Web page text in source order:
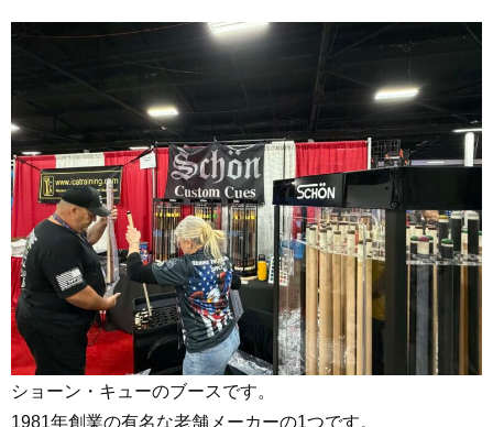
ショーン・キューのブースです。
1981年創業の有名な老舗メーカーの1つです。